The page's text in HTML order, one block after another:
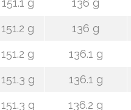
151.1 g 136 g
151.2 g 136 g
151.2 g 136.1 g
151.3 g 136.1 g
151.3 g 136.2 g